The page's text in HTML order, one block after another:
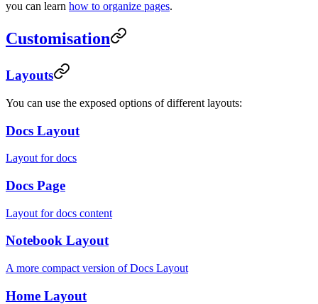
you can learn how to organize pages.
Customisation
Layouts
You can use the exposed options of different layouts:
Docs Layout
Layout for docs
Docs Page
Layout for docs content
Notebook Layout
A more compact version of Docs Layout
Home Layout